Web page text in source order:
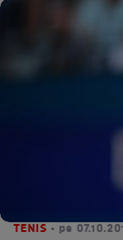
TENIS • pe